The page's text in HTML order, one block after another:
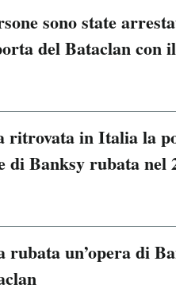
sono state
del Bataclan con
ritrovata in Italia la
di Banksy rubata nel
rubata un’opera di